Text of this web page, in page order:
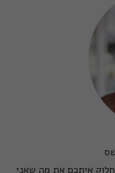
איתכם את מה שאני